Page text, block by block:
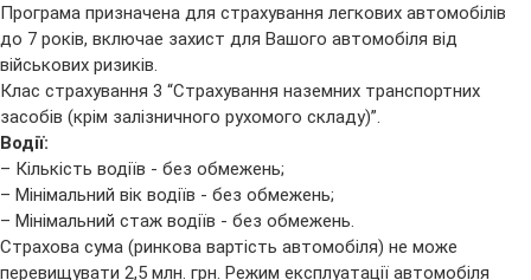
Програма призначена для страхування легкових автомобілів
до 7 років, включае захист для Вашого автомобіля від
військових ризиків.
Клас страхування 3 “Страхування наземних транспортних
засобів (крім залізничного рухомого складу)”.
Водії:
– Кількість водіїв - без обмежень;
– Мінімальний вік водіїв - без обмежень;
– Мінімальний стаж водіїв - без обмежень.
Страхова сума (ринкова вартість автомобіля) не може
перевищувати 2,5 млн. грн. Режим експлуатації автомобіля